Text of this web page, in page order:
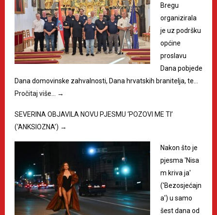
Bregu
organizirala
je uz podršku
općine
proslavu
Dana pobjede
Dana domovinske zahvalnosti, Dana hrvatskih branitelja, te…
Pročitaj više…
→
SEVERINA OBJAVILA NOVU PJESMU ‘POZOVI ME TI’
(‘ANKSIOZNA’) →
Nakon što je
pjesma 'Nisa
m kriva ja'
('Bezosjećajn
a') u samo
šest dana od